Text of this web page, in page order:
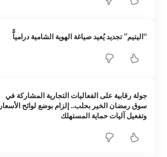
“اليتيم” تجديد يُعيد صياغة الهوية الشامية درامياًّ
جولة رقابية على الفعاليات التجارية المشاركة في
سوق رمضان الخير بحلب.. إلزام بوضع لوائح الأسعار
وتفعيل آليات حماية المستهلك